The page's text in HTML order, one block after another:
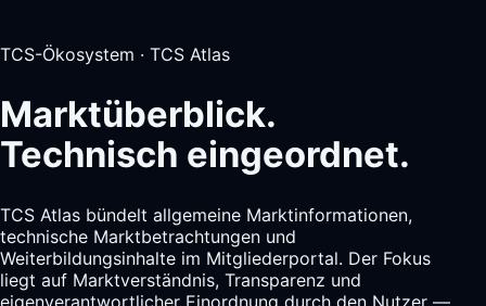
TCS-Ökosystem · TCS Atlas
Marktüberblick.
Technisch eingeordnet.
TCS Atlas bündelt allgemeine Marktinformationen,
technische Marktbetrachtungen und
Weiterbildungsinhalte im Mitgliederportal. Der Fokus
liegt auf Marktverständnis, Transparenz und